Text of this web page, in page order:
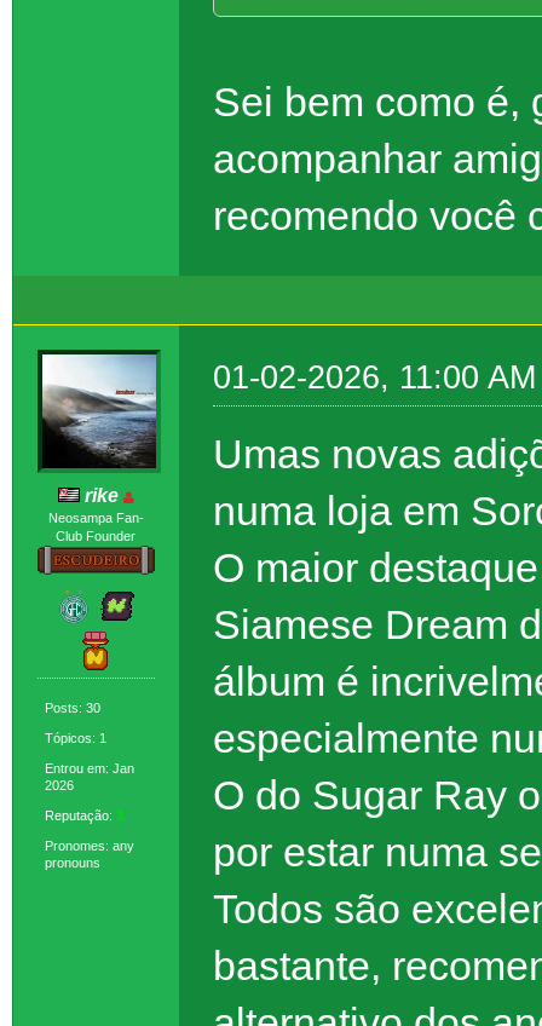
Sei bem como é,
acompanhar
recomendo você
rike
Neosampa Fan-
Club Founder
Posts: 30
Tópicos: 1
Entrou em: Jan
2026
Reputação: 3
Pronomes: any
pronouns
01-02-2026, 11:00 AM
Umas novas
numa loja em
O maior
Siamese Dream
álbum é
especialmente
O do Sugar Ray
por estar numa
Todos são
bastante,